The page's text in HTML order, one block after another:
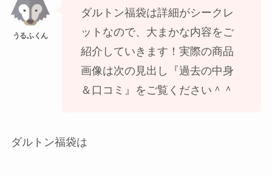
ダルトン福袋は詳細がシークレ
ットなので、大まかな内容をご
紹介していきます！実際の商品
画像は次の見出し『過去の中身
＆口コミ』をご覧ください＾＾
ダルトン福袋は